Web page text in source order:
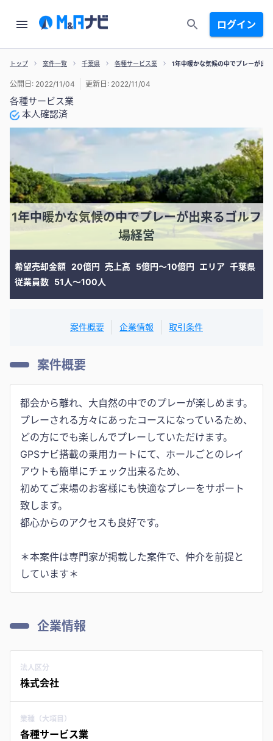
ログイン
トップ 案件一覧 千葉県 各種サービス業 1年中暖かな気候の中でプレーが出
各種サービス業
本人確認済
公開日: 2022/11/04 更新日: 2022/11/04
1年中暖かな気候の中でプレーが出来るゴルフ
場経営
希望売却金額 20億円 売上高 5億円〜10億円 エリア 千葉県
従業員数 51人〜100人
案件概要 企業情報 取引条件
案件概要
都会から離れ、大自然の中でのプレーが楽しめます。
プレーされる方々にあったコースになっているため、
どの方にでも楽しんでプレーしていただけます。
GPSナビ搭載の乗用カートにて、ホールごとのレイ
アウトも簡単にチェック出来るため、
初めてご来場のお客様にも快適なプレーをサポート
致します。
都心からのアクセスも良好です。
＊本案件は専門家が掲載した案件で、仲介を前提と
しています＊
企業情報
法人区分
株式会社
業種（大項目）
各種サービス業